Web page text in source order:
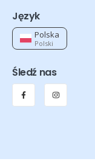
Język
Polska
Polski
Śledź nas